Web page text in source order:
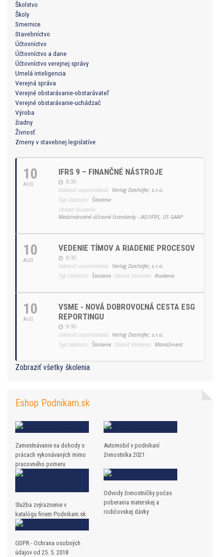
Školstvo
Školy
Smernice
Stavebníctvo
Účtovníctvo
Účtovníctvo a dane
Účtovníctvo verejnej správy
Umelá inteligencia
Verejná správa
Verejné obstarávanie-obstarávateľ
Verejné obstarávanie-uchádzač
Výroba
žiadny
Živnosť
Zmeny v stavebnej legislatíve
10
AUG
IFRS 9 – FINANČNÉ NÁSTROJE
8:30
Udalosť usporiadaná: Verlag Dashöfer, s.r.o.
Typ Udalosti: Školenie
Oblasť školenia:
Medzinárodné účtovné štandardy - IAS/IFRS, US GAAP
10
AUG
VEDENIE TÍMOV A RIADENIE PROCESOV
8:30
Udalosť usporiadaná: Verlag Dashöfer, s.r.o.
Typ Udalosti: Školenie Oblasť školenia: Riadenie
10
AUG
VSME - NOVÁ DOBROVOĽNÁ CESTA ESG
REPORTINGU
9:30
Udalosť usporiadaná: Verlag Dashöfer, s.r.o.
Typ Udalosti: Školenie Oblasť školenia: Manažment
Zobraziť všetky školenia
Eshop Podnikam.sk
Zamestnávanie na dohody o
prácach vykonávaných mimo
pracovného pomeru
Automobil v podnikaní
živnostníka 2021
Služba zvýraznenie v
katalógu firiem Podnikam.sk
Odvody živnostníčky počas
poberania materskej a
rodičovskej dávky
GDPR - Ochrana osobných
údajov od 25. 5. 2018